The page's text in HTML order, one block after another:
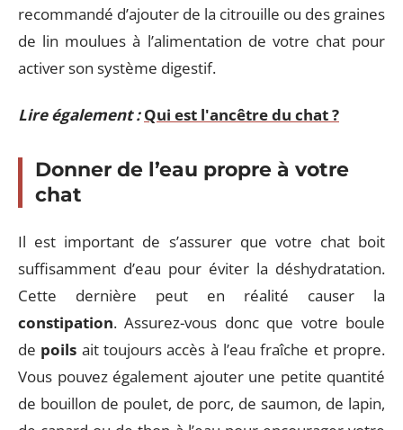
recommandé d’ajouter de la citrouille ou des graines
de lin moulues à l’alimentation de votre chat pour
activer son système digestif.
Lire également : Qui est l'ancêtre du chat ?
Donner de l’eau propre à votre
chat
Il est important de s’assurer que votre chat boit
suffisamment d’eau pour éviter la déshydratation.
Cette dernière peut en réalité causer la
constipation. Assurez-vous donc que votre boule
de poils ait toujours accès à l’eau fraîche et propre.
Vous pouvez également ajouter une petite quantité
de bouillon de poulet, de porc, de saumon, de lapin,